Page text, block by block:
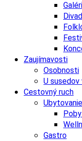
Zaujímavosti
Osobnosti
U
Cestovný ruch
Ubytovanie
Gastro